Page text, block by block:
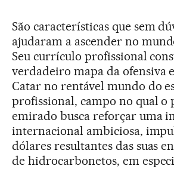
São características que sem
ajudaram a ascender no
Seu currículo profissional
verdadeiro mapa da ofensiva
Catar no rentável mundo do
profissional, campo no qual o
emirado busca reforçar uma
internacional ambiciosa,
dólares resultantes das suas
de hidrocarbonetos, em